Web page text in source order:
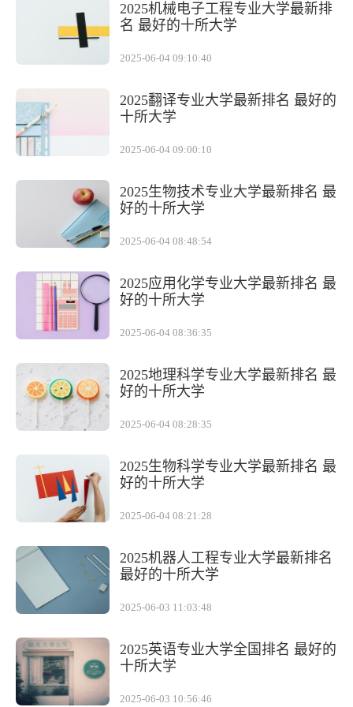
2025机械电子工程专业大学最新排
名 最好的十所大学
2025-06-04 09:10:40
2025翻译专业大学最新排名 最好的
十所大学
2025-06-04 09:00:10
2025生物技术专业大学最新排名 最
好的十所大学
2025-06-04 08:48:54
2025应用化学专业大学最新排名 最
好的十所大学
2025-06-04 08:36:35
2025地理科学专业大学最新排名 最
好的十所大学
2025-06-04 08:28:35
2025生物科学专业大学最新排名 最
好的十所大学
2025-06-04 08:21:28
2025机器人工程专业大学最新排名
最好的十所大学
2025-06-03 11:03:48
2025英语专业大学全国排名 最好的
十所大学
2025-06-03 10:56:46